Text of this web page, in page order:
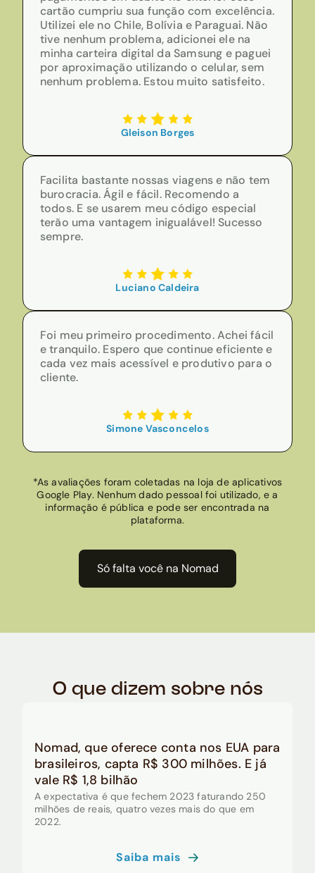
cartão cumpriu sua função com excelência.
Utilizei ele no Chile, Bolívia e Paraguai. Não
tive nenhum problema, adicionei ele na
minha carteira digital da Samsung e paguei
por aproximação utilizando o celular, sem
nenhum problema. Estou muito satisfeito.
Gleison Borges
Facilita bastante nossas viagens e não tem
burocracia. Ágil e fácil. Recomendo a
todos. E se usarem meu código especial
terão uma vantagem inigualável! Sucesso
sempre.
Luciano Caldeira
Foi meu primeiro procedimento. Achei fácil
e tranquilo. Espero que continue eficiente e
cada vez mais acessível e produtivo para o
cliente.
Simone Vasconcelos
*As avaliações foram coletadas na loja de aplicativos
Google Play. Nenhum dado pessoal foi utilizado, e a
informação é pública e pode ser encontrada na
plataforma.
Só falta você na Nomad
O que dizem sobre nós
Nomad, que oferece conta nos EUA para
brasileiros, capta R$ 300 milhões. E já
vale R$ 1,8 bilhão
A expectativa é que fechem 2023 faturando 250
milhões de reais, quatro vezes mais do que em
2022.
Saiba mais